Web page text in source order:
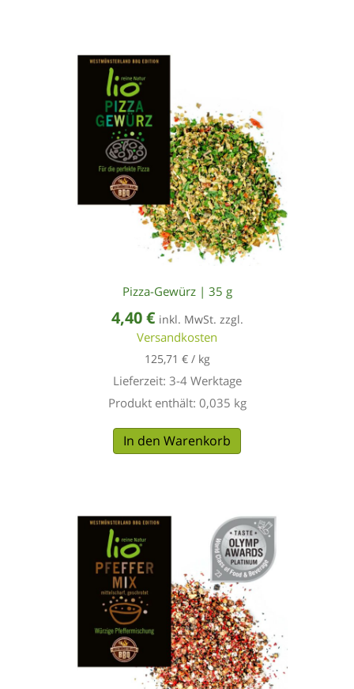
Pizza-Gewürz | 35 g
4,40€ inkl. MwSt. zzgl.
Versandkosten
125,71 €/ kg
Lieferzeit: 3-4 Werktage
Produkt enthält: 0,035 kg
In den Warenkorb